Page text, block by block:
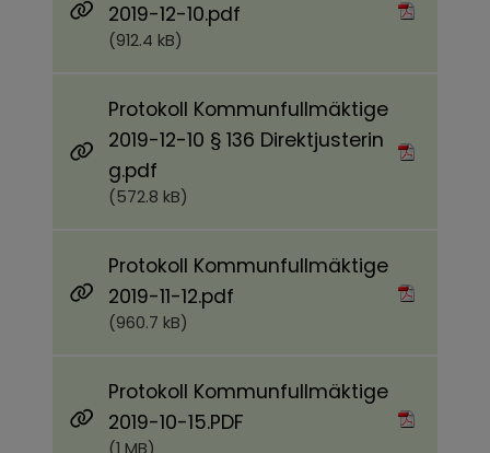
2019-12-10.pdf
(912.4 kB)
Protokoll Kommunfullmäktige
2019-12-10 § 136 Direktjusterin
g.pdf
(572.8 kB)
Protokoll Kommunfullmäktige
2019-11-12.pdf
(960.7 kB)
Protokoll Kommunfullmäktige
2019-10-15.PDF